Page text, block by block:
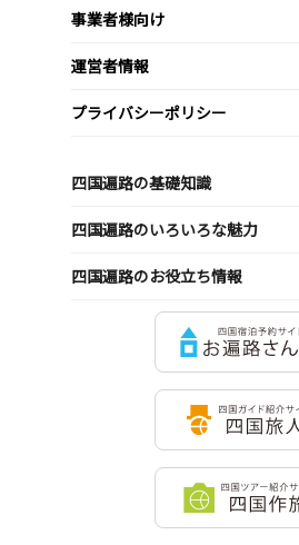
事業者様向け
運営者情報
プライバシーポリシー
四国遍路の基礎知識
四国遍路のいろいろな魅力
四国遍路のお役立ち情報